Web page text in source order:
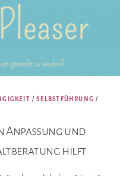
/SELBSTFÜHRUNG /
Anpassung und
hilft